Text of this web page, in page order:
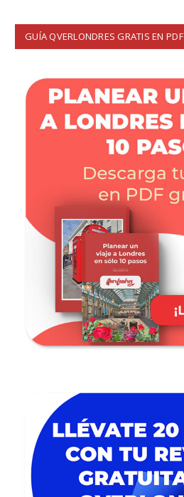
GUÍA QVERLONDRES GRATIS EN PDF